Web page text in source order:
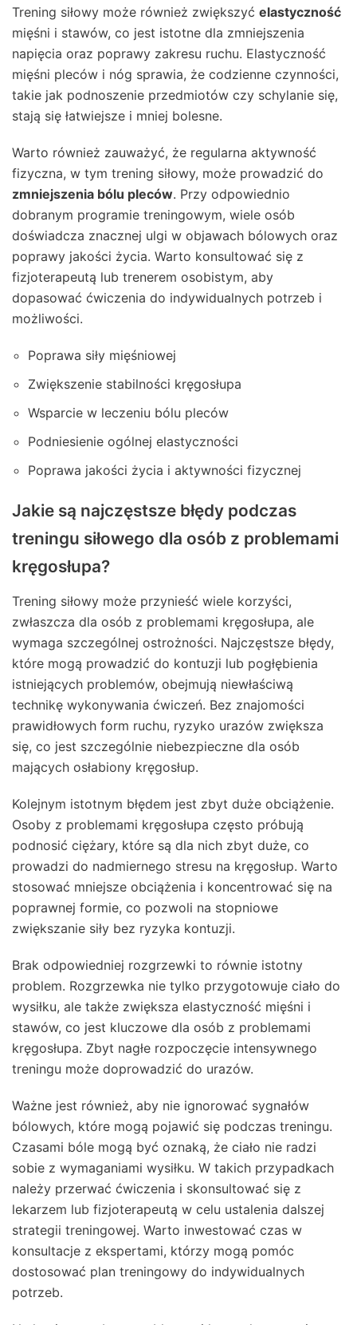
Trening siłowy może również zwiększyć elastyczność
mięśni i stawów, co jest istotne dla zmniejszenia
napięcia oraz poprawy zakresu ruchu. Elastyczność
mięśni pleców i nóg sprawia, że codzienne czynności,
takie jak podnoszenie przedmiotów czy schylanie się,
stają się łatwiejsze i mniej bolesne.
Warto również zauważyć, że regularna aktywność
fizyczna, w tym trening siłowy, może prowadzić do
zmniejszenia bólu pleców. Przy odpowiednio
dobranym programie treningowym, wiele osób
doświadcza znacznej ulgi w objawach bólowych oraz
poprawy jakości życia. Warto konsultować się z
fizjoterapeutą lub trenerem osobistym, aby
dopasować ćwiczenia do indywidualnych potrzeb i
możliwości.
Poprawa siły mięśniowej
Zwiększenie stabilności kręgosłupa
Wsparcie w leczeniu bólu pleców
Podniesienie ogólnej elastyczności
Poprawa jakości życia i aktywności fizycznej
Jakie są najczęstsze błędy podczas
treningu siłowego dla osób z problemami
kręgosłupa?
Trening siłowy może przynieść wiele korzyści,
zwłaszcza dla osób z problemami kręgosłupa, ale
wymaga szczególnej ostrożności. Najczęstsze błędy,
które mogą prowadzić do kontuzji lub pogłębienia
istniejących problemów, obejmują niewłaściwą
technikę wykonywania ćwiczeń. Bez znajomości
prawidłowych form ruchu, ryzyko urazów zwiększa
się, co jest szczególnie niebezpieczne dla osób
mających osłabiony kręgosłup.
Kolejnym istotnym błędem jest zbyt duże obciążenie.
Osoby z problemami kręgosłupa często próbują
podnosić ciężary, które są dla nich zbyt duże, co
prowadzi do nadmiernego stresu na kręgosłup. Warto
stosować mniejsze obciążenia i koncentrować się na
poprawnej formie, co pozwoli na stopniowe
zwiększanie siły bez ryzyka kontuzji.
Brak odpowiedniej rozgrzewki to równie istotny
problem. Rozgrzewka nie tylko przygotowuje ciało do
wysiłku, ale także zwiększa elastyczność mięśni i
stawów, co jest kluczowe dla osób z problemami
kręgosłupa. Zbyt nagłe rozpoczęcie intensywnego
treningu może doprowadzić do urazów.
Ważne jest również, aby nie ignorować sygnałów
bólowych, które mogą pojawić się podczas treningu.
Czasami bóle mogą być oznaką, że ciało nie radzi
sobie z wymaganiami wysiłku. W takich przypadkach
należy przerwać ćwiczenia i skonsultować się z
lekarzem lub fizjoterapeutą w celu ustalenia dalszej
strategii treningowej. Warto inwestować czas w
konsultacje z ekspertami, którzy mogą pomóc
dostosować plan treningowy do indywidualnych
potrzeb.